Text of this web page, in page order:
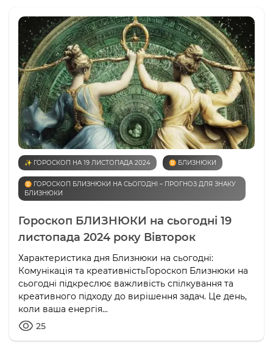
✨ ГОРОСКОП НА 19 ЛИСТОПАДА 2024 ♊️ БЛИЗНЮКИ
♊️ ГОРОСКОП БЛИЗНЮКИ НА СЬОГОДНІ – ПРОГНОЗ ДЛЯ ЗНАКУ
БЛИЗНЮКИ
Гороскоп БЛИЗНЮКИ на сьогодні 19
листопада 2024 року Вівторок
Характеристика дня Близнюки на сьогодні:
Комунікація та креативністьГороскоп Близнюки на
сьогодні підкреслює важливість спілкування та
креативного підходу до вирішення задач. Це день,
коли ваша енергія...
25